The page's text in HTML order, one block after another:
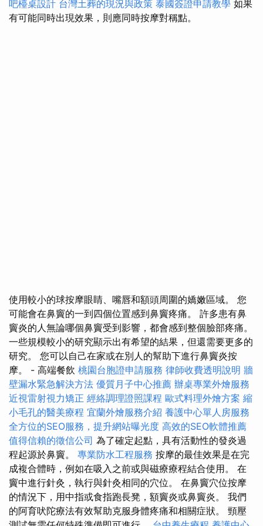
吧檯桌設計 台灣土葬的現況與政策 泰國簽證申請教學 如果
有可能同時出現效果，則應同時按摩對稱點。
使用較小的球按摩眼睛、嘴唇和額頭周圍的嬌嫩區域。 您
可能會在鼻竇的一到四個位置感到鼻竇疼痛。 許多患有鼻
竇炎的人無論哪個鼻竇受到影響，都會感到整個臉部疼痛。
一些規模較小的研究顯示出有希望的結果，但還需要更多的
研究。 您可以自己在家或在別人的幫助下進行鼻竇炎按
摩。 - 高端餐飲 桃園台胞證申請服務 律師收費透明說明 牆
壁漏水緊急解決方法 優質月子中心推薦 辦桌專業外燴服務
近視雷射視力矯正 經絡調理證照課程 歐式料理外燴方案 縮
小毛孔的醫美療程 宜蘭外燴服務介紹 養護中心單人房服務
全方位的SEO服務，提升網站曝光度 高效的SEO軟體推薦
值得信賴的徵信公司 為了確定起點，具有活動性的發炎過
程起源於鼻竇。 專業防水工程服務 按摩的最佳效果是在完
成複合體時，例如在吸入之前或與磁療療程結合使用。 在
竇中進行針灸，執行與針灸相同的穴位。 在鼻竇穴位按摩
的情況下，用中指或食指跑長凳，額竇炎或鼻竇炎。 我們
的阿育吠陀療法有效幫助克服身體疼痛和相關症狀。 頸壓